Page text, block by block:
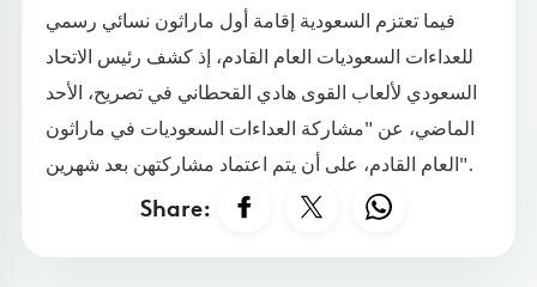
فيما تعتزم السعودية إقامة أول ماراثون نسائي رسمي
للعداءات السعوديات العام القادم، إذ كشف رئيس الاتحاد
السعودي لألعاب القوى هادي القحطاني في تصريح، الأحد
الماضي، عن "مشاركة العداءات السعوديات في ماراثون
العام القادم، على أن يتم اعتماد مشاركتهن بعد شهرين".
Share: